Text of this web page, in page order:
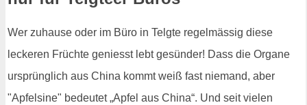
Wer zuhause oder im Büro in Telgte regelmässig diese
leckeren Früchte geniesst lebt gesünder! Dass die Organe
ursprünglich aus China kommt weiß fast niemand, aber
"Apfelsine" bedeutet „Apfel aus China“. Und seit vielen